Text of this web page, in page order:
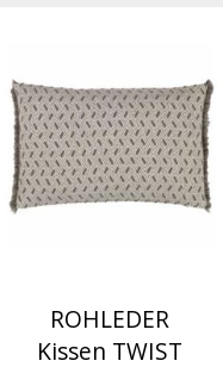
ROHLEDER
Kissen TWIST